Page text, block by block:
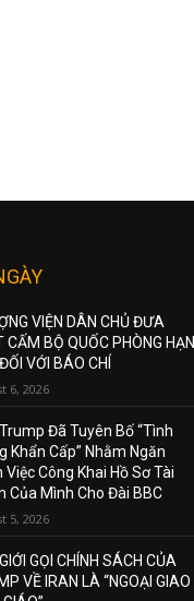
VIỆN DÂN CHỦ ĐƯA
CẤM BỘ QUỐC PHÒNG HẠN
VỚI BÁO CHÍ
6, 2026
Đã Tuyên Bố “Tình
Khẩn Cấp” Nhằm Ngăn
Việc Công Khai Hồ Sơ Tài
Của Mình Cho Đài BBC
5, 2026
GỌI CHÍNH SÁCH CỦA
VỀ IRAN LÀ “NGOẠI GIAO